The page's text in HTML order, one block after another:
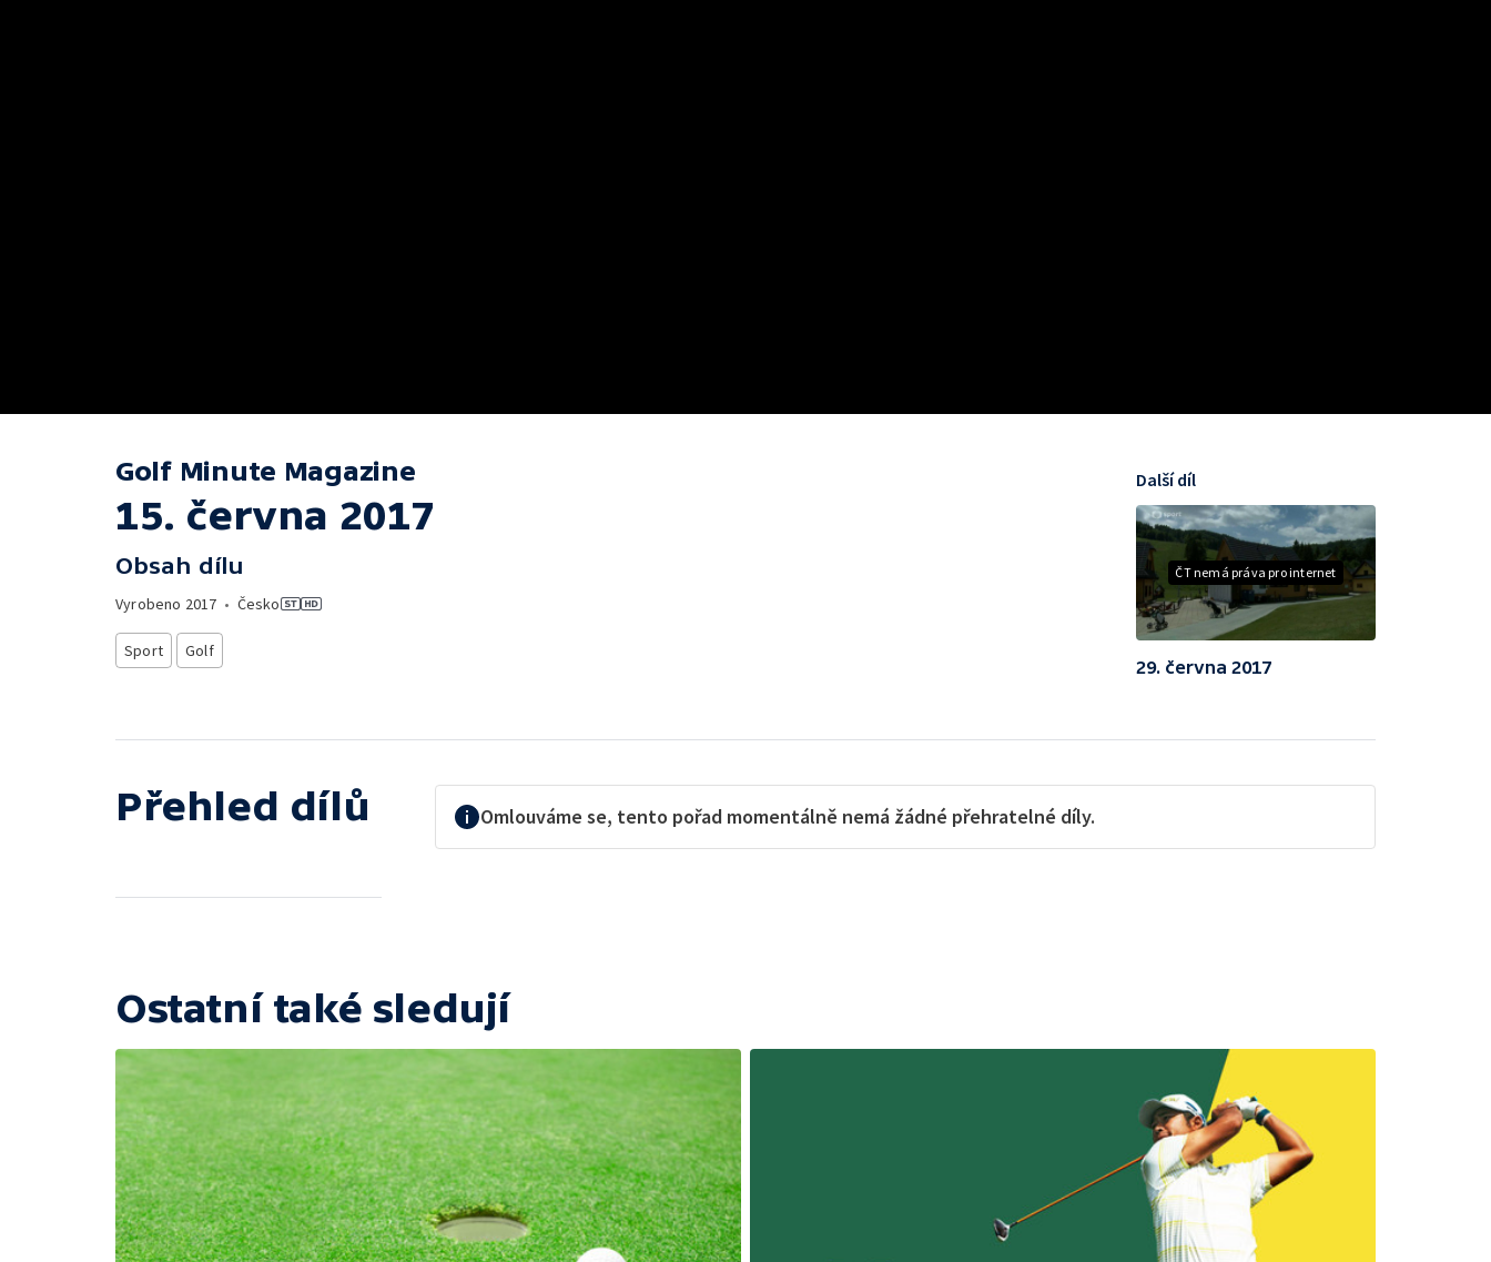
Golf Minute Magazine
15. června 2017
Obsah dílu
Vyrobeno 2017 • Česko
Sport Golf
ČT nemá práva pro internet
Další díl
29. června 2017
Přehled dílů Omlouváme se, tento pořad momentálně nemá žádné přehratelné díly.
Ostatní také sledují